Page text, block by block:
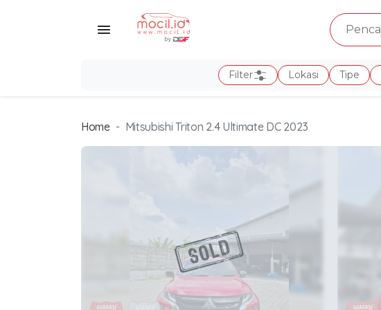
Filter Lokasi Tipe
Home Mitsubishi Triton 2.4 Ultimate DC 2023